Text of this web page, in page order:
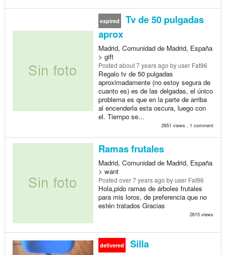
expired
Tv de 50 pulgadas
aprox
Madrid, Comunidad de Madrid, España
> gift
Posted about 7 years ago by user Fat96
Regalo tv de 50 pulgadas
aproximadamente (no estoy segura de
cuanto es) es de las delgadas, el único
problema es que en la parte de arriba
al encenderla esta oscura, luego con
el. Tiempo se...
2651 views , 1 comment
Ramas frutales
Madrid, Comunidad de Madrid, España
> want
Posted over 7 years ago by user Fat96
Hola,pido ramas de árboles frutales
para mis loros, de preferencia que no
estén tratados Gracias
2615 views
delivered Silla